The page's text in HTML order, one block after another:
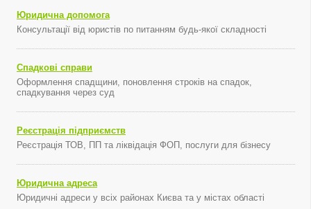
Юридична допомога
Консультації від юристів по питанням будь-якої складності
Спадкові справи
Оформлення спадщини, поновлення строків на спадок,
спадкування через суд
Реєстрація підприємств
Реєстрація ТОВ, ПП та ліквідація ФОП, послуги для бізнесу
Юридична адреса
Юридичні адреси у всіх районах Києва та у містах області